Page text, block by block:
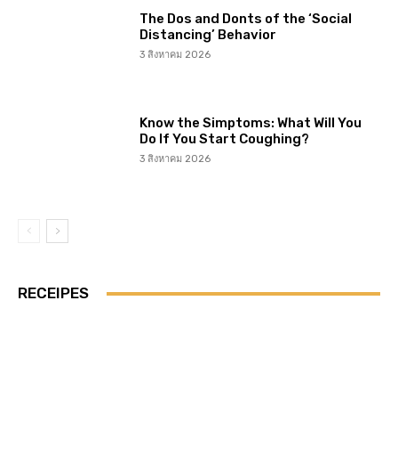
The Dos and Donts of the ‘Social
Distancing’ Behavior
3 สิงหาคม 2026
Know the Simptoms: What Will You
Do If You Start Coughing?
3 สิงหาคม 2026
RECEIPES